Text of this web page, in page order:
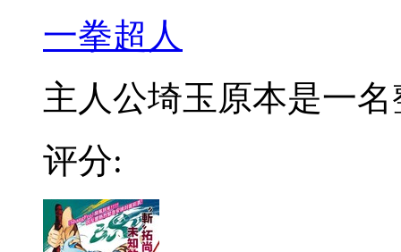
一拳超人
主人公埼玉原本是一名
评分: